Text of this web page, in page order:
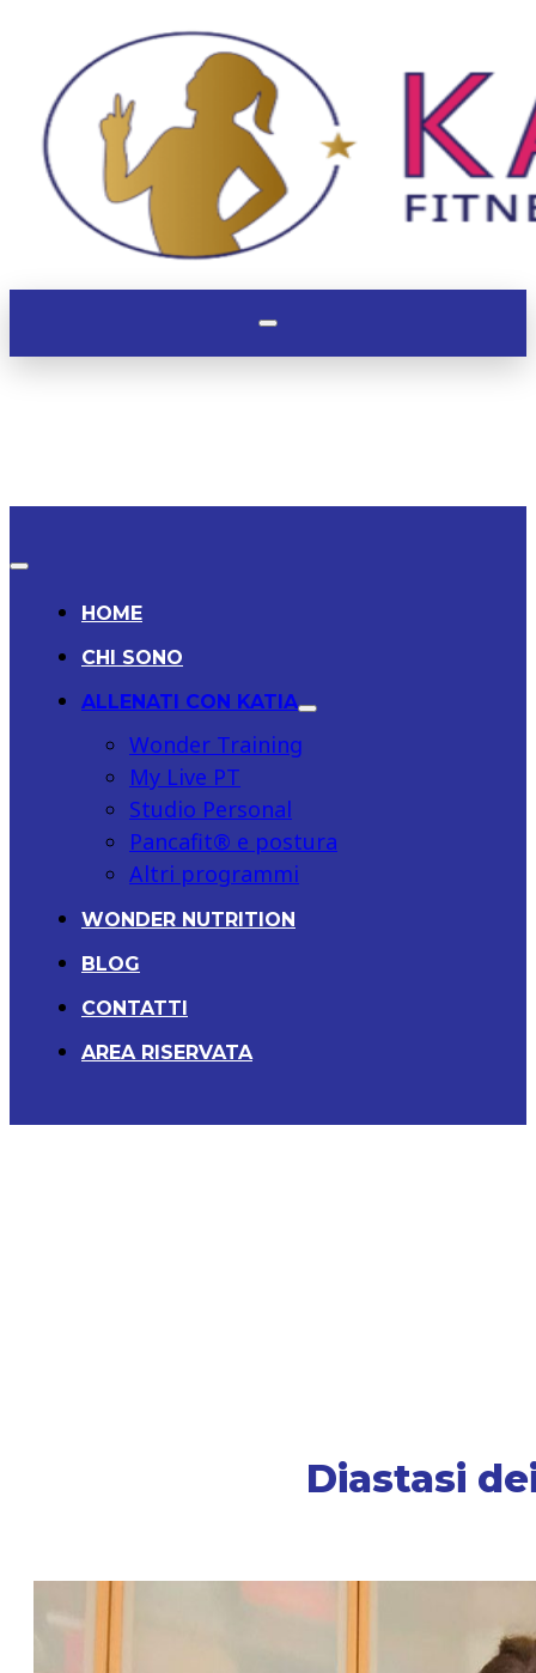
HOME
CHI SONO
ALLENATI CON KATIA
Wonder Training
My Live PT
Studio Personal
Pancafit® e postura
Altri programmi
WONDER NUTRITION
BLOG
CONTATTI
AREA RISERVATA
Diastasi